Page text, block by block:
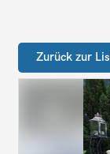
Zurück zur